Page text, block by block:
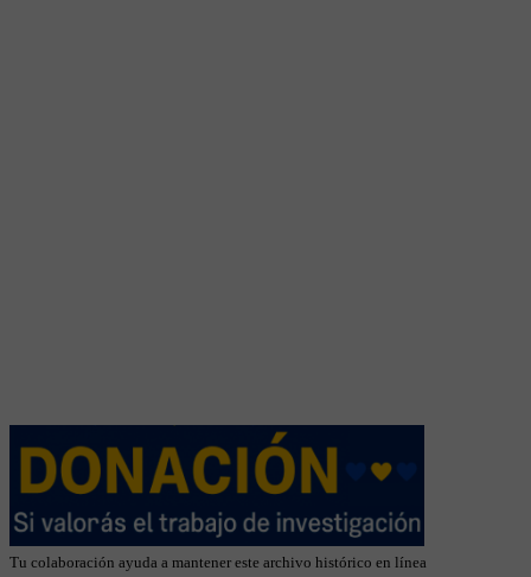
Tu colaboración ayuda a mantener este archivo histórico en línea